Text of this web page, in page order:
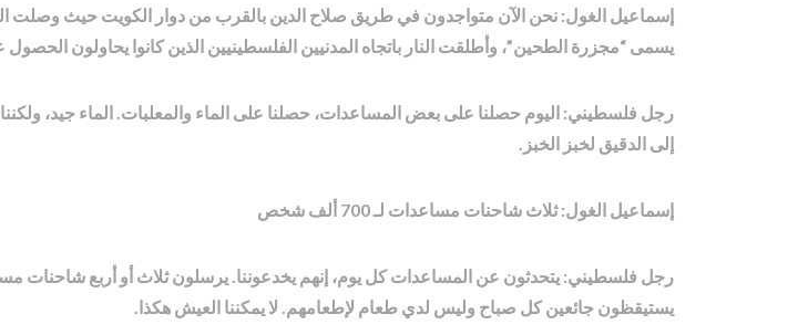
إسماعيل الغول: نحن الآن متواجدون في طريق صلاح الدين بالقرب من دوار الكويت حيث وصلت
يسمى “مجزرة الطحين”، وأطلقت النار باتجاه المدنيين الفلسطينيين الذين كانوا يحاولون
رجل فلسطيني: اليوم حصلنا على بعض المساعدات، حصلنا على الماء والمعلبات. الماء جيد،
إلى الدقيق لخبز الخبز.
إسماعيل الغول: ثلاث شاحنات مساعدات لـ 700 ألف شخص
رجل فلسطيني: يتحدثون عن المساعدات كل يوم، إنهم يخدعوننا. يرسلون ثلاث أو أربع شاحنات
يستيقظون جائعين كل صباح وليس لدي طعام لإطعامهم. لا يمكننا العيش هكذا.